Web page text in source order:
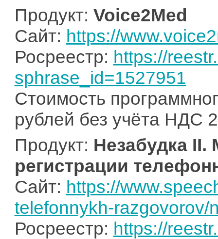
Продукт: Voice2Med
Сайт: https://
Росреестр: https://
sphrase_id=1527951
Стоимость
рублей без учёта НДС
Продукт: Незабудка II.
регистрации
Сайт: https://
telefonnykh-razgovorov/
Росреестр: https://